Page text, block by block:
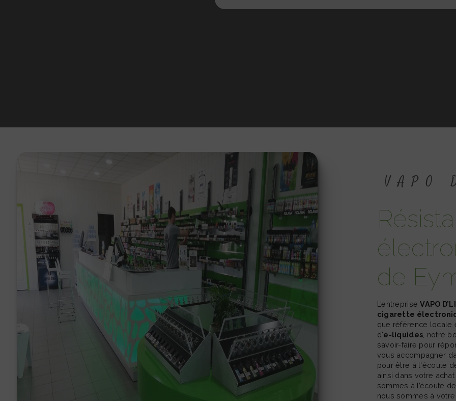
résistance cigarette
de
L’entrepriseVAPO
cigarette
que référence locale
d'e-liquides , notre
savoir-faire pour
vous accompagner
pour être à l'écoute
ainsi dans votre
sommes à l’écoute
nous sommes à